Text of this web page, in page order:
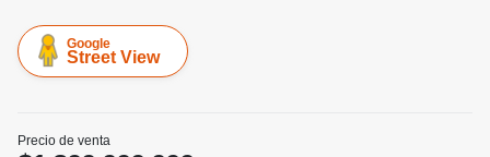
Google
Street View
Precio de venta